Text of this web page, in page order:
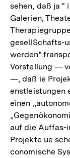
sehen, daß ja "
Galerien,
gesellSchafts-
Vorstellung —
—, daß ie
enstleistungen
einen
auf die Auffas-
Projekte ue
conomische